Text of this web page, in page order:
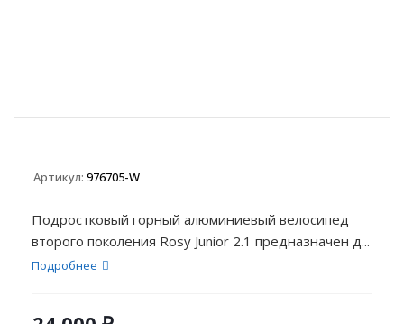
Артикул: 976705-W
Подростковый горный алюминиевый велосипед
второго поколения Rosy Junior 2.1 предназначен д...
Подробнее